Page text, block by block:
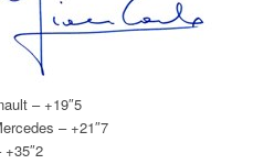
– +19″5
– +21″7